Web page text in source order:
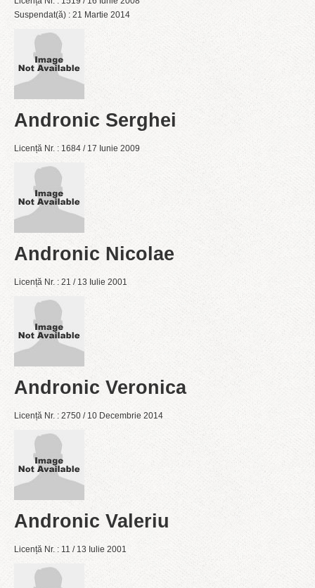
Suspendat(ă) : 21 Martie 2014
Andronic Serghei
Licență Nr. : 1684 / 17 Iunie 2009
Andronic Nicolae
Licență Nr. : 21 / 13 Iulie 2001
Andronic Veronica
Licență Nr. : 2750 / 10 Decembrie 2014
Andronic Valeriu
Licență Nr. : 11 / 13 Iulie 2001